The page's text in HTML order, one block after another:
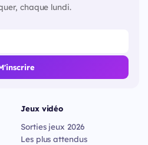
chaque lundi.
Jeux vidéo
Sorties jeux 2026
Les plus attendus